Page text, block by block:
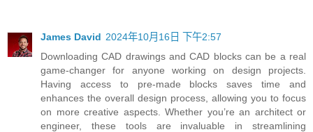
James David 2024年10月16日 下午2:57
Downloading CAD drawings and CAD blocks can be a real
game-changer for anyone working on design projects.
Having access to pre-made blocks saves time and
enhances the overall design process, allowing you to focus
on more creative aspects. Whether you’re an architect or
engineer, these tools are invaluable in streamlining